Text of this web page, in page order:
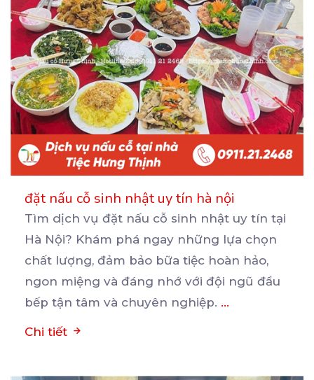
đặt nấu cỗ sinh nhật uy tín hà nội
Tìm dịch vụ đặt nấu cỗ sinh nhật uy tín tại
Hà Nội? Khám phá ngay những lựa chọn
chất lượng, đảm bảo bữa tiệc hoàn hảo,
ngon miệng và đáng nhớ với đội ngũ đầu
bếp tận tâm và chuyên nghiệp. ...
Chi tiết